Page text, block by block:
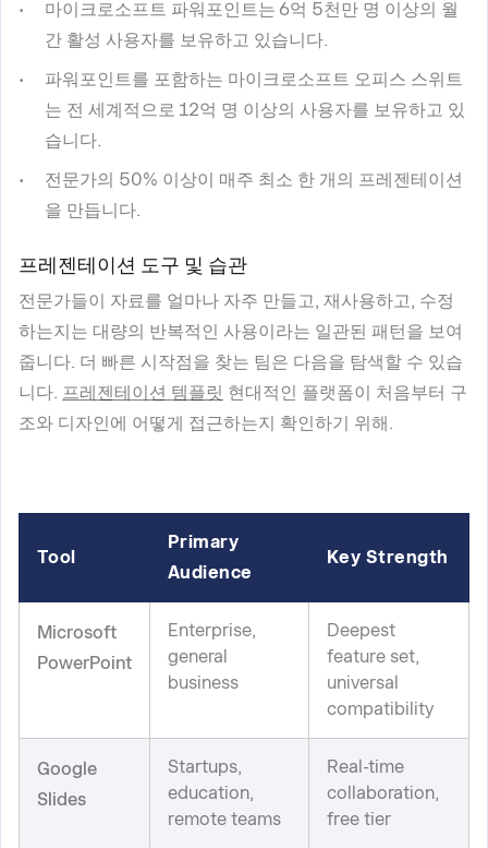
마이크로소프트 파워포인트는 6억 5천만 명 이상의 월
간 활성 사용자를 보유하고 있습니다.
파워포인트를 포함하는 마이크로소프트 오피스 스위트
는 전 세계적으로 12억 명 이상의 사용자를 보유하고 있
습니다.
전문가의 50% 이상이 매주 최소 한 개의 프레젠테이션
을 만듭니다.
프레젠테이션 도구 및 습관
전문가들이 자료를 얼마나 자주 만들고, 재사용하고, 수정
하는지는 대량의 반복적인 사용이라는 일관된 패턴을 보여
줍니다. 더 빠른 시작점을 찾는 팀은 다음을 탐색할 수 있습
니다. 프레젠테이션 템플릿 현대적인 플랫폼이 처음부터 구
조와 디자인에 어떻게 접근하는지 확인하기 위해.
Tool
Primary
Audience
Key Strength
Microsoft
PowerPoint
Enterprise,
general
business
Deepest
feature set,
universal
compatibility
Google
Slides
Startups,
education,
remote teams
Real-time
collaboration,
free tier